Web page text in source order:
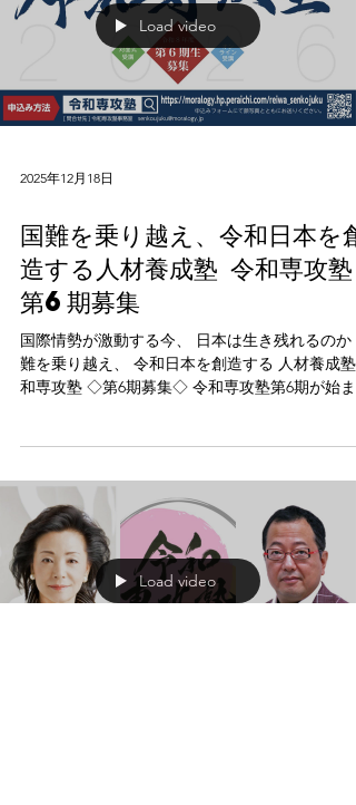
Load video
2025年12月18日
国難を乗り越え、令和日本を創
造する人材養成塾 令和専攻塾
第6期募集
国際情勢が激動する今、 日本は生き残れるのか 国
難を乗り越え、 令和日本を創造する 人材養成塾
和専攻塾 ◇第6期募集◇ 令和専攻塾第6期が始まり
「人材養成塾」（1年コース）です。 詳細とお申
みは下記リンクから
https://moralogy.hp.peraichi.com/
Load video